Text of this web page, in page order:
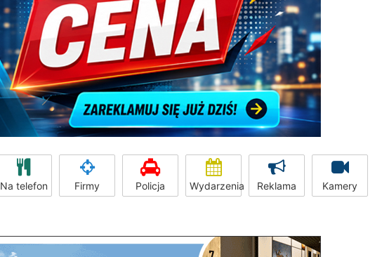
Na telefon Firmy Policja Wydarzenia Reklama Kamery